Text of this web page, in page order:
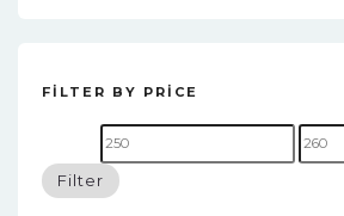
FILTER BY PRICE
Filter